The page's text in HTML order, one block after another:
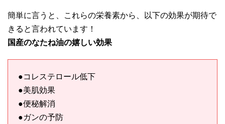
簡単に言うと、これらの栄養素から、以下の効果が期待で
きると言われています！
国産のなたね油の嬉しい効果
●コレステロール低下
●美肌効果
●便秘解消
●ガンの予防